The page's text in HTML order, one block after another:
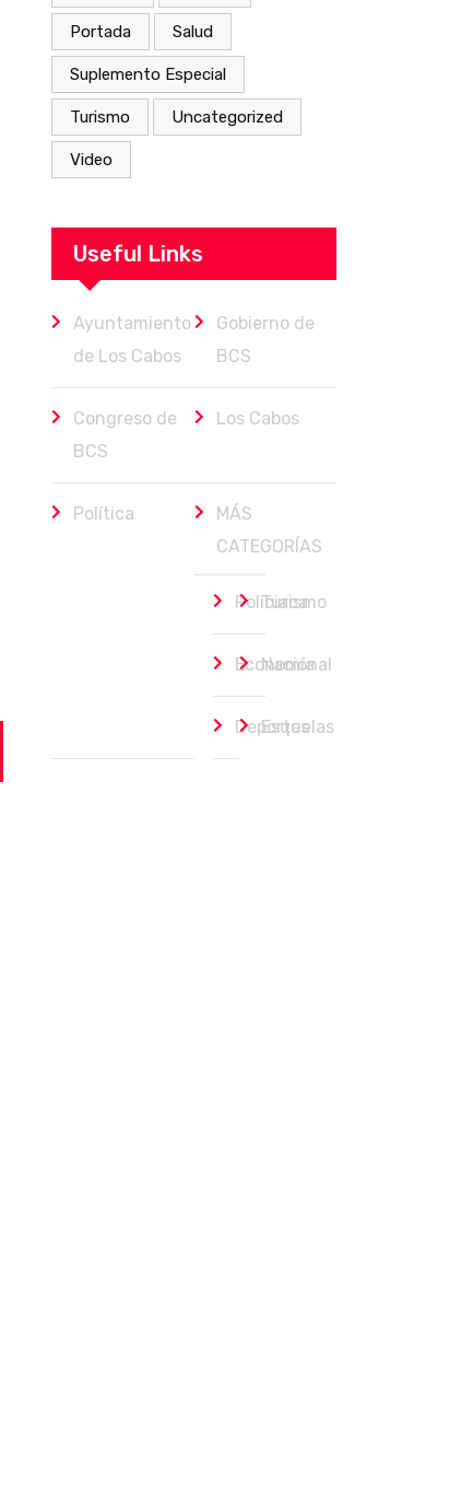
Portada Salud
Suplemento Especial
Turismo Uncategorized
Video
Useful Links
Ayuntamiento
de Los Cabos
Gobierno de
BCS
Congreso de
BCS
Los Cabos
Política
MÁS
CATEGORÍAS
Policiaca
Turismo
Economía
Nacional
Deportes
Esquelas